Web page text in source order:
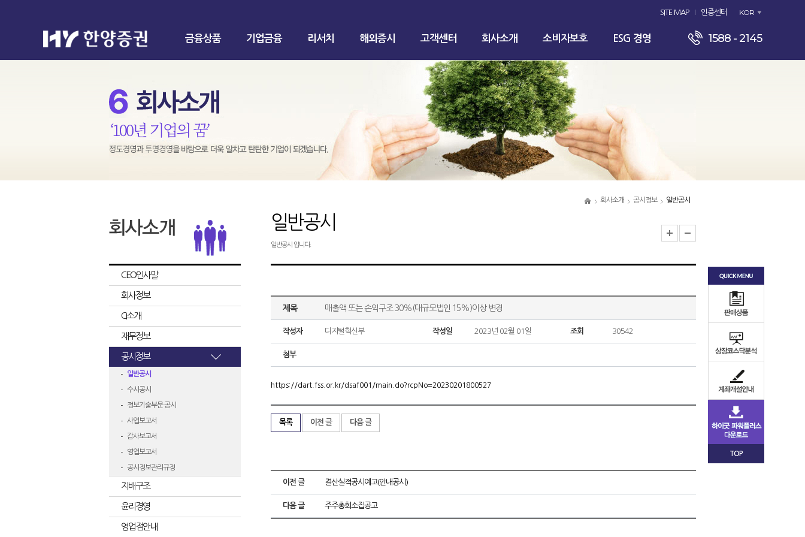
SITE MAP 인증센터 KOR
금융상품 기업금융 리서치 해외증시 고객센터 회사소개 소비자보호 ESG 경영 1588 - 2145
회사소개 공시정보 일반공시
CEO인사말
회사정보
CI소개
재무정보
공시정보
일반공시
수시공시
정보기술부문 공시
사업보고서
감사보고서
영업보고서
공시정보관리규정
지배구조
윤리경영
영업점안내
일반공시
일반공시 입니다.
제목 매출액 또는 손익구조 30%(대규모법인 15%)이상 변경
작성자 디지털혁신부 작성일 2023년 02월 01일 조회 30542
첨부
https://dart.fss.or.kr/dsaf001/main.do?rcpNo=20230201800527
목록 이전 글 다음 글
이전 글 결산실적공시예고(안내공시)
다음 글 주주총회소집공고
TOP